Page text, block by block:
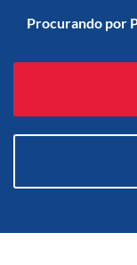
Procurando por